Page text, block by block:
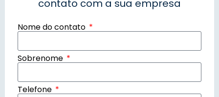
contato com a sua empresa
Nome do contato
Sobrenome
Telefone